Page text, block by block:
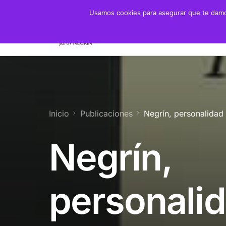
Objetivos
Inicio Publicaciones Negrín,
Negrín,
Usamos cookies para asegurar que te